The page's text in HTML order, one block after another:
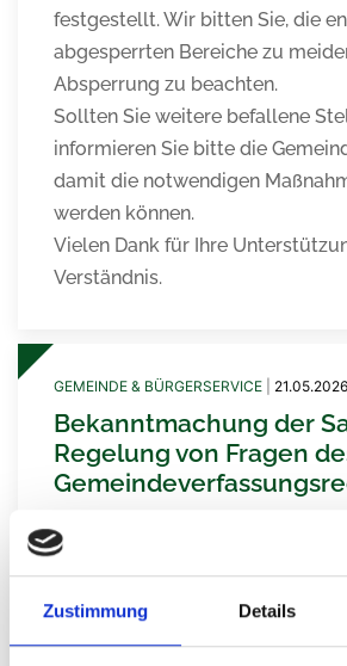
Zustimmung Details
festgestellt. Wir bitten Sie, die
abgesperrten Bereiche zu
Absperrung zu beachten.
Sollten Sie weitere befallene
informieren Sie bitte die
damit die notwendigen
werden können.
Vielen Dank für Ihre
Verständnis.
GEMEINDE & BÜRGERSERVICE 21.05.2026
Bekanntmachung der
Regelung von Fragen
Der Gemeinderat der Gemeinde
hat in seiner Sitzung vom
Satzung zur Regelung von
Gemeindeverfassungsrechts